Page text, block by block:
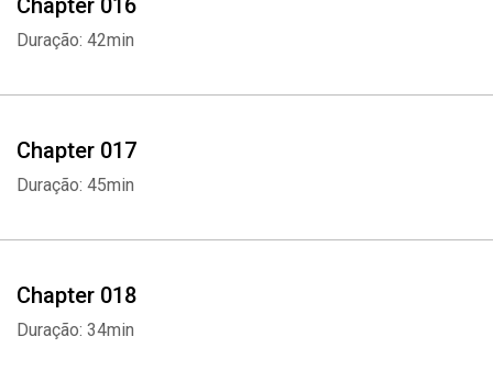
Chapter 016
Duração: 42min
Chapter 017
Duração: 45min
Chapter 018
Duração: 34min